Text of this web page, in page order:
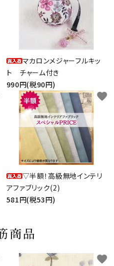
マカロンメジャーフルキッ
ト チャーム付き
990円(税90円)
▽半額！高級無地インテリ
アファブリック(2)
581円(税53円)
favorite
商品
favorite